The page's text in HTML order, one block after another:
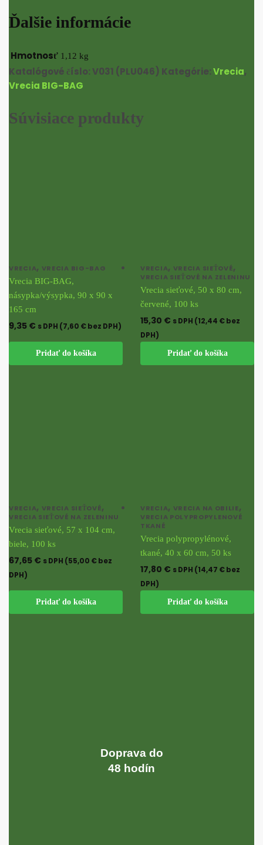
Ďalšie informácie
Hmotnosť 1,12 kg
Katalógové číslo:V031 (PLU046) Kategórie:Vrecia,
Vrecia BIG-BAG
Súvisiace produkty
VRECIA, VRECIA BIG-BAG
Vrecia BIG-BAG,
násypka/výsypka, 90 x 90 x
165 cm
9,35 € s DPH (7,60 €bez DPH)
Pridať do košíka
VRECIA, VRECIA SIEŤOVÉ,
VRECIA SIEŤOVÉ NA ZELENINU
Vrecia sieťové, 50 x 80 cm,
červené, 100 ks
15,30 € s DPH (12,44 €bez
DPH)
Pridať do košíka
VRECIA, VRECIA SIEŤOVÉ,
VRECIA SIEŤOVÉ NA ZELENINU
Vrecia sieťové, 57 x 104 cm,
biele, 100 ks
67,65 € s DPH (55,00 €bez
DPH)
Pridať do košíka
VRECIA, VRECIA NA OBILIE,
VRECIA POLYPROPYLENOVÉ
TKANÉ
Vrecia polypropylénové,
tkané, 40 x 60 cm, 50 ks
17,80 € s DPH (14,47 €bez
DPH)
Pridať do košíka
Doprava do
48 hodín